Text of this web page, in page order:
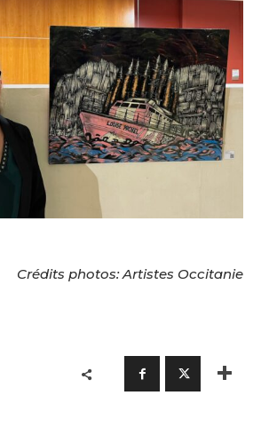
Crédits photos: Artistes Occitanie